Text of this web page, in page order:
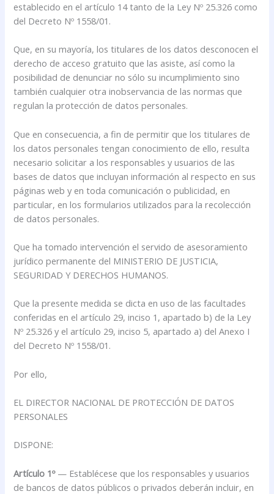
establecido en el artículo 14 tanto de la Ley Nº 25.326 como
del Decreto Nº 1558/01.
Que, en su mayoría, los titulares de los datos desconocen el
derecho de acceso gratuito que las asiste, así como la
posibilidad de denunciar no sólo su incumplimiento sino
también cualquier otra inobservancia de las normas que
regulan la protección de datos personales.
Que en consecuencia, a fin de permitir que los titulares de
los datos personales tengan conocimiento de ello, resulta
necesario solicitar a los responsables y usuarios de las
bases de datos que incluyan información al respecto en sus
páginas web y en toda comunicación o publicidad, en
particular, en los formularios utilizados para la recolección
de datos personales.
Que ha tomado intervención el servido de asesoramiento
jurídico permanente del MINISTERIO DE JUSTICIA,
SEGURIDAD Y DERECHOS HUMANOS.
Que la presente medida se dicta en uso de las facultades
conferidas en el artículo 29, inciso 1, apartado b) de la Ley
Nº 25.326 y el artículo 29, inciso 5, apartado a) del Anexo I
del Decreto Nº 1558/01.
Por ello,
EL DIRECTOR NACIONAL DE PROTECCIÓN DE DATOS
PERSONALES
DISPONE:
Artículo 1º — Establécese que los responsables y usuarios
de bancos de datos públicos o privados deberán incluir, en